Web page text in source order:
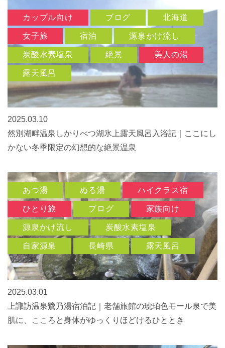
カップル向け ブログ 北海道
女子旅 宿泊 源泉かけ流し
炭酸水素塩泉 絶景 美人の湯
露天風呂
2025.03.10
然別湖畔温泉しかりべつ湖氷上露天風呂入浴記｜ここにし
かない冬季限定の幻想的な絶景温泉
あつ湯 ぬる湯 ハイクラス宿
ひとり旅 ブログ 家族向け
源泉かけ流し 炭酸水素塩泉
自家源泉 長崎県 露天風呂
2025.03.01
上諏訪温泉鷺乃湯宿泊記｜老舗旅館の琥珀色モール泉で美
肌に、こころと身体がゆっくりほどけるひととき